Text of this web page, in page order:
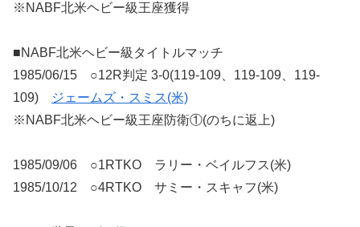
※NABF北米ヘビー級王座獲得
■NABF北米ヘビー級タイトルマッチ
1985/06/15 ○12R判定 3-0(119-109、119-109、119-
109)
ジェームズ・スミス(米)
※NABF北米ヘビー級王座防衛①(のちに返上)
1985/09/06 ○1RTKO ラリー・ベイルフス(米)
1985/10/12 ○4RTKO サミー・スキャフ(米)